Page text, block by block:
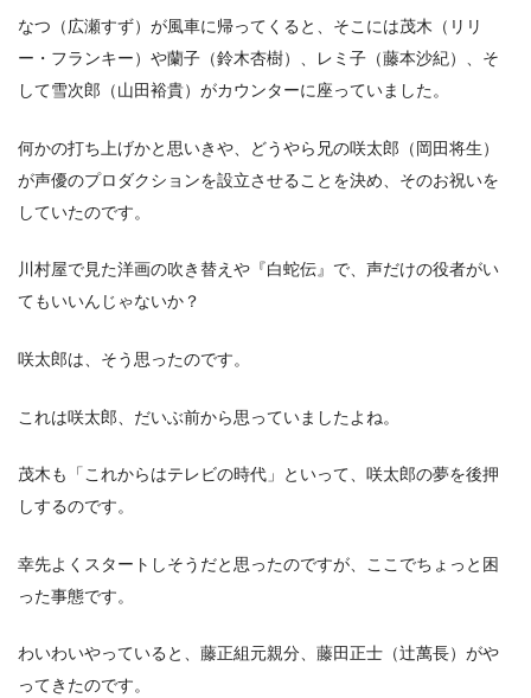
なつ（広瀬すず）が風車に帰ってくると、そこには茂木（リリ
ー・フランキー）や蘭子（鈴木杏樹）、レミ子（藤本沙紀）、そ
して雪次郎（山田裕貴）がカウンターに座っていました。
何かの打ち上げかと思いきや、どうやら兄の咲太郎（岡田将生）
が声優のプロダクションを設立させることを決め、そのお祝いを
していたのです。
川村屋で見た洋画の吹き替えや『白蛇伝』で、声だけの役者がい
てもいいんじゃないか？
咲太郎は、そう思ったのです。
これは咲太郎、だいぶ前から思っていましたよね。
茂木も「これからはテレビの時代」といって、咲太郎の夢を後押
しするのです。
幸先よくスタートしそうだと思ったのですが、ここでちょっと困
った事態です。
わいわいやっていると、藤正組元親分、藤田正士（辻萬長）がや
ってきたのです。